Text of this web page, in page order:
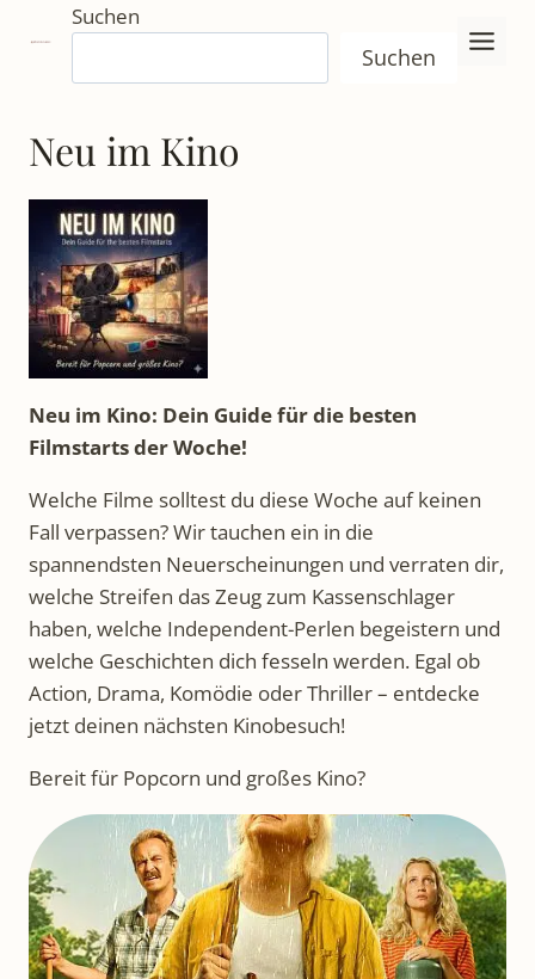
Inhalt
springen
Suchen
Suchen
Neu im Kino
Neu im Kino: Dein Guide für die besten
Filmstarts der Woche!
Welche Filme solltest du diese Woche auf keinen
Fall verpassen? Wir tauchen ein in die
spannendsten Neuerscheinungen und verraten dir,
welche Streifen das Zeug zum Kassenschlager
haben, welche Independent-Perlen begeistern und
welche Geschichten dich fesseln werden. Egal ob
Action, Drama, Komödie oder Thriller – entdecke
jetzt deinen nächsten Kinobesuch!
Bereit für Popcorn und großes Kino?